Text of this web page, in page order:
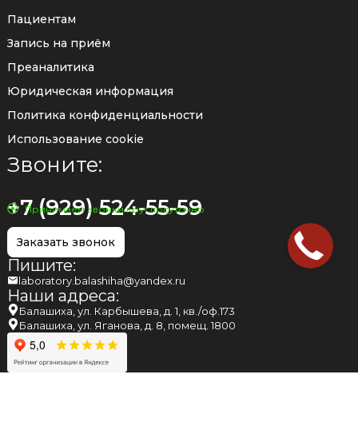
Пациентам
Запись на приём
Преаналитика
Юридическая информация
Политика конфиденциальности
Использование cookie
Звоните:
+7 (929) 524-55-59
Принимаем звонки круглосуточно
Заказать звонок
Пишите:
laboratory.balashiha@yandex.ru
Наши адреса:
Балашиха, ул. Карбышева, д. 1, кв./оф.173
Балашиха, ул. Яганова, д. 8, помещ. 1800